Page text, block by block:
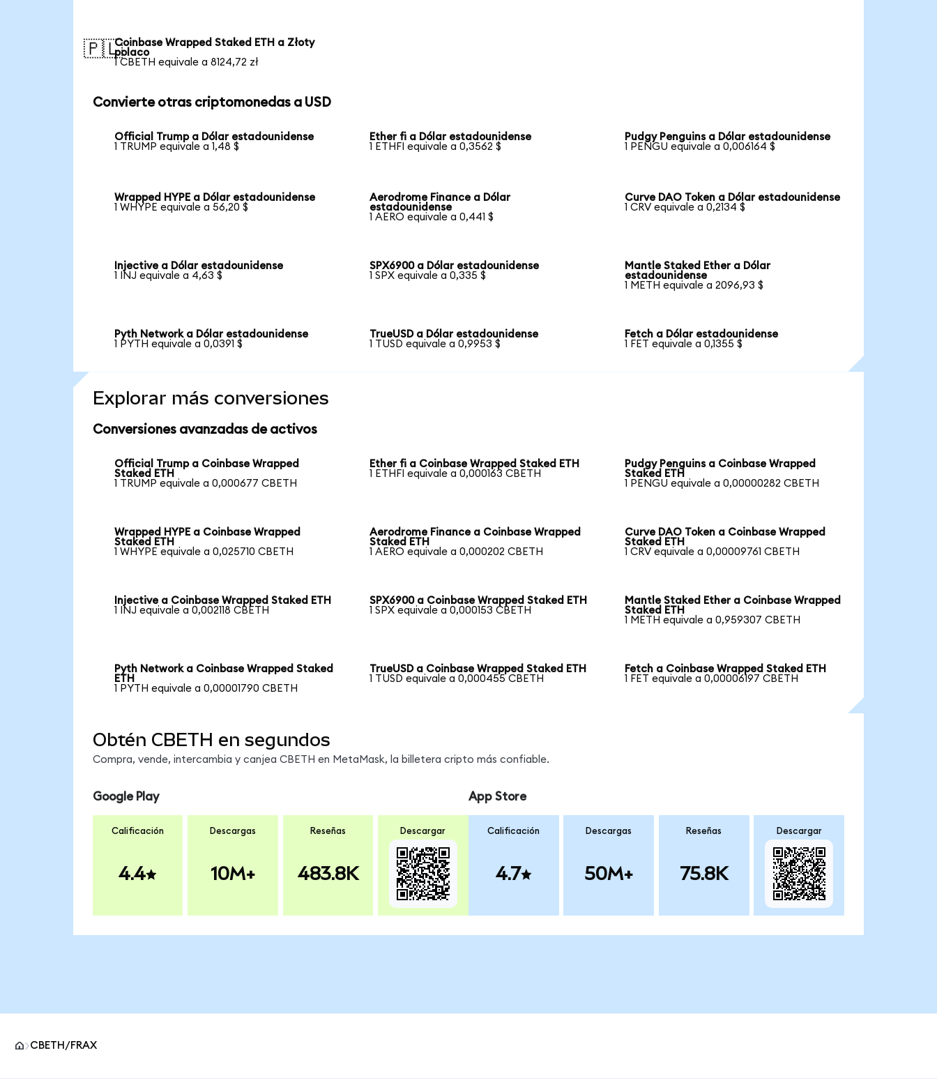
🇵🇱Coinbase Wrapped Staked ETH a Złoty
polaco
1 CBETH equivale a 8124,72 zł
Convierte otras criptomonedas a USD
Official Trump a Dólar estadounidense
1 TRUMP equivale a 1,48 $
Ether fi a Dólar estadounidense
1 ETHFI equivale a 0,3562 $
Pudgy Penguins a Dólar estadounidense
1 PENGU equivale a 0,006164 $
Wrapped HYPE a Dólar estadounidense
1 WHYPE equivale a 56,20 $
Aerodrome Finance a Dólar
estadounidense
1 AERO equivale a 0,441 $
Curve DAO Token a Dólar estadounidense
1 CRV equivale a 0,2134 $
Injective a Dólar estadounidense
1 INJ equivale a 4,63 $
SPX6900 a Dólar estadounidense
1 SPX equivale a 0,335 $
Mantle Staked Ether a Dólar
estadounidense
1 METH equivale a 2096,93 $
Pyth Network a Dólar estadounidense
1 PYTH equivale a 0,0391 $
TrueUSD a Dólar estadounidense
1 TUSD equivale a 0,9953 $
Fetch a Dólar estadounidense
1 FET equivale a 0,1355 $
Explorar más conversiones
Conversiones avanzadas de activos
Official Trump a Coinbase Wrapped
Staked ETH
1 TRUMP equivale a 0,000677 CBETH
Ether fi a Coinbase Wrapped Staked ETH
1 ETHFI equivale a 0,000163 CBETH
Pudgy Penguins a Coinbase Wrapped
Staked ETH
1 PENGU equivale a 0,00000282 CBETH
Wrapped HYPE a Coinbase Wrapped
Staked ETH
1 WHYPE equivale a 0,025710 CBETH
Aerodrome Finance a Coinbase Wrapped
Staked ETH
1 AERO equivale a 0,000202 CBETH
Curve DAO Token a Coinbase Wrapped
Staked ETH
1 CRV equivale a 0,00009761 CBETH
Injective a Coinbase Wrapped Staked ETH
1 INJ equivale a 0,002118 CBETH
SPX6900 a Coinbase Wrapped Staked ETH
1 SPX equivale a 0,000153 CBETH
Mantle Staked Ether a Coinbase Wrapped
Staked ETH
1 METH equivale a 0,959307 CBETH
Pyth Network a Coinbase Wrapped Staked
ETH
1 PYTH equivale a 0,00001790 CBETH
TrueUSD a Coinbase Wrapped Staked ETH
1 TUSD equivale a 0,000455 CBETH
Fetch a Coinbase Wrapped Staked ETH
1 FET equivale a 0,00006197 CBETH
Obtén CBETH en segundos
Compra, vende, intercambia y canjea CBETH en MetaMask, la billetera cripto más confiable.
Google Play
Calificación
4.4
Descargas
10M+
Reseñas
483.8K
Descargar
App Store
Calificación
4.7
Descargas
50M+
Reseñas
75.8K
Descargar
CBETH/FRAX